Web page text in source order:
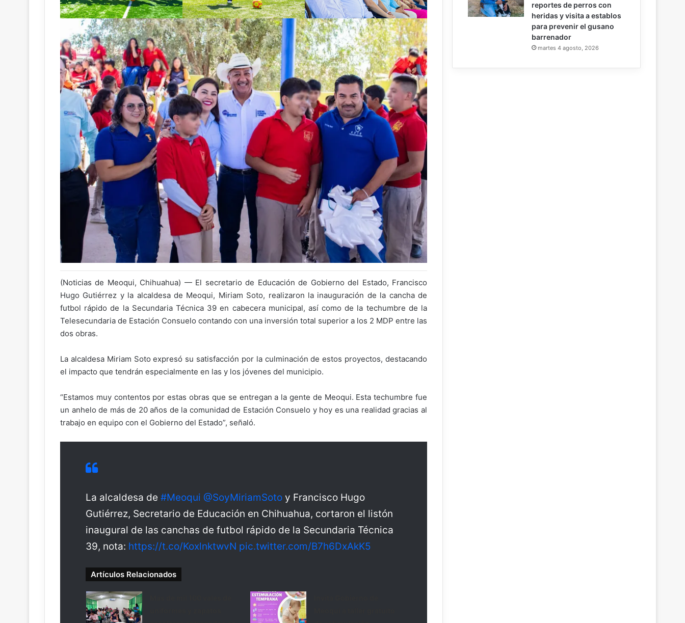
(Noticias de Meoqui, Chihuahua) — El secretario de Educación de Gobierno del Estado, Francisco
Hugo Gutiérrez y la alcaldesa de Meoqui, Miriam Soto, realizaron la inauguración de la cancha de
futbol rápido de la Secundaria Técnica 39 en cabecera municipal, así como de la techumbre de la
Telesecundaria de Estación Consuelo contando con una inversión total superior a los 2 MDP entre las
dos obras.
La alcaldesa Miriam Soto expresó su satisfacción por la culminación de estos proyectos, destacando
el impacto que tendrán especialmente en las y los jóvenes del municipio.
“Estamos muy contentos por estas obras que se entregan a la gente de Meoqui. Esta techumbre fue
un anhelo de más de 20 años de la comunidad de Estación Consuelo y hoy es una realidad gracias al
trabajo en equipo con el Gobierno del Estado”, señaló.
La alcaldesa de #Meoqui @SoyMiriamSoto y Francisco Hugo
Gutiérrez, Secretario de Educación en Chihuahua, cortaron el listón
inaugural de las canchas de futbol rápido de la Secundaria Técnica
39, nota: https://t.co/KoxlnktwvN pic.twitter.com/B7h6DxAkK5
Artículos Relacionados
reportes de perros con
heridas y visita a establos
para prevenir el gusano
barrenador
martes 4 agosto, 2026